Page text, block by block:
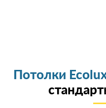
Потолки